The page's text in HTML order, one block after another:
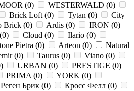
(0) WESTERWALD (0)
Brick Loft (0) Tytan (0)
City
Brick (0) Ardis (0) IRON (0)
(0) Cloud (0) Ilario (0)
Pietra (0) Arteon (0)
Natural
(0) Taurus (0) Viano (0)
) URBAN (0) PRESTIGE (0)
PRIMA (0) YORK (0)
Реген Брик (0) Кросс Фелл (0)